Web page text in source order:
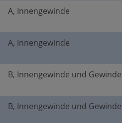
A, Innengewinde
A, Innengewinde
B, Innengewinde und
B, Innengewinde und